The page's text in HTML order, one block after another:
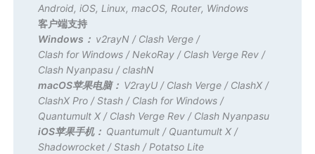
Android,iOS, Linux,macOS, Router, Windows
客户端支持
Windows： v2rayN / Clash Verge /
Clash for Windows / NekoRay / Clash Verge Rev /
Clash Nyanpasu /clashN
macOS苹果电脑： V2rayU / Clash Verge / ClashX /
ClashX Pro /Stash / Clash for Windows /
Quantumult X / Clash Verge Rev / Clash Nyanpasu
iOS苹果手机： Quantumult / Quantumult X /
Shadowrocket /Stash / Potatso Lite